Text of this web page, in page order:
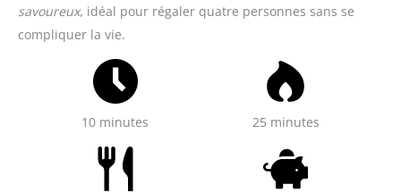
savoureux, idéal pour régaler quatre personnes sans se
compliquer la vie.
10 minutes 25 minutes